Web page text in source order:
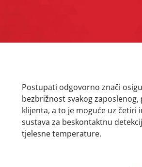
Postupati odgovorno znači
bezbrižnost svakog zaposlenog,
klijenta, a to je moguće uz četiri
sustava za beskontaktnu
tjelesne temperature.